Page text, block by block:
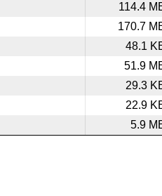
114.4
170.7
48.1
51.9
29.3
22.9
5.9